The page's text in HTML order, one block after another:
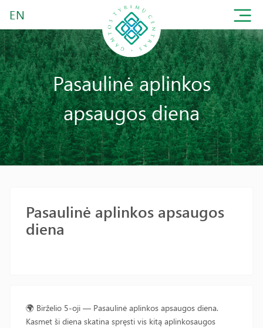
EN
Pasaulinė aplinkos
apsaugos diena
Pasaulinė aplinkos apsaugos
diena
🌍 Birželio 5-oji — Pasaulinė aplinkos apsaugos diena.
Kasmet ši diena skatina spręsti vis kitą aplinkosaugos